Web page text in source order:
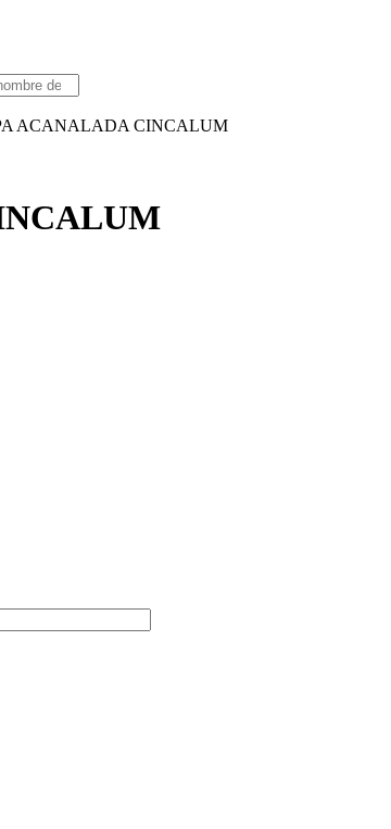
ACANALADA CINCALUM